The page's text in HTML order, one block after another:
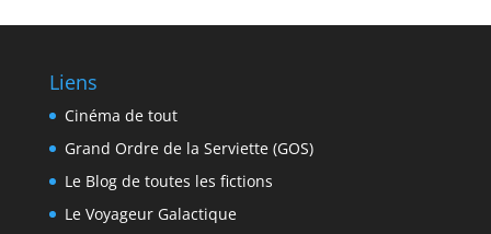
Liens
Cinéma de tout
Grand Ordre de la Serviette (GOS)
Le Blog de toutes les fictions
Le Voyageur Galactique